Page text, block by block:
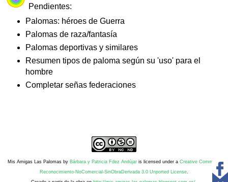
Pendientes:
Palomas: héroes de Guerra
Palomas de raza/fantasía
Palomas deportivas y similares
Resumen tipos de paloma según su 'uso' para el
hombre
Completar señas federaciones
Mis Amigas Las Palomasby Bárbara y Patricia Fdez Andújaris licensed under a Creative Commons
Reconocimiento-NoComercial-SinObraDerivada 3.0 Unported License.